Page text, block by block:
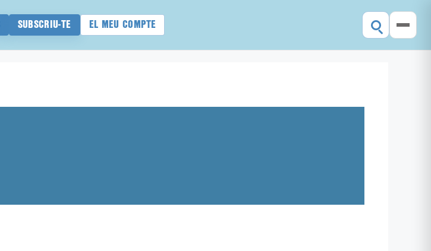
SUBSCRIU-TE EL MEU COMPTE